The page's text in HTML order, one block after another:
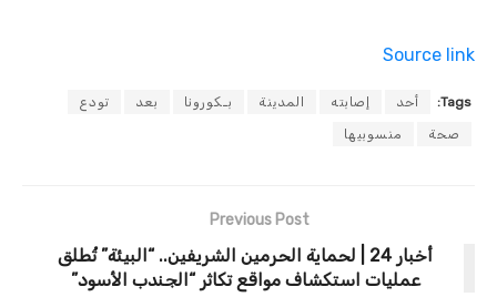
Source link
Tags: أحد إصابته المدينة بـكورونا بعد تودع
صحة منسوبيها
Previous Post
أخبار 24 | لحماية الحرمين الشريفين.. “البيئة” تُطلق
عمليات استكشاف مواقع تكاثر “الجندب الأسود”